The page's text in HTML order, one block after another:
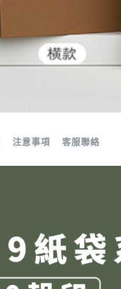
注意事項 客服聯絡